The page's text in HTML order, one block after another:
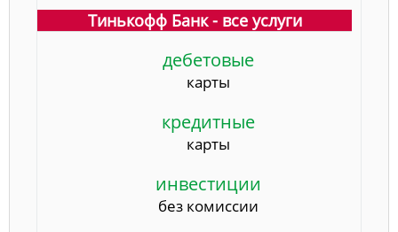
Тинькофф Банк - все услуги
дебетовые
карты
кредитные
карты
инвестиции
без комиссии